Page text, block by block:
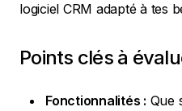
logiciel CRM adapté à tes
Points clés à
Fonctionnalités : Que